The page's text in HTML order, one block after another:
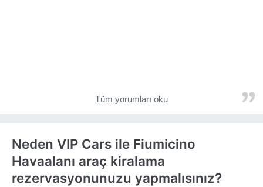
Tüm yorumları oku
Neden VIP Cars ile Fiumicino
Havaalanı araç kiralama
rezervasyonunuzu yapmalısınız?